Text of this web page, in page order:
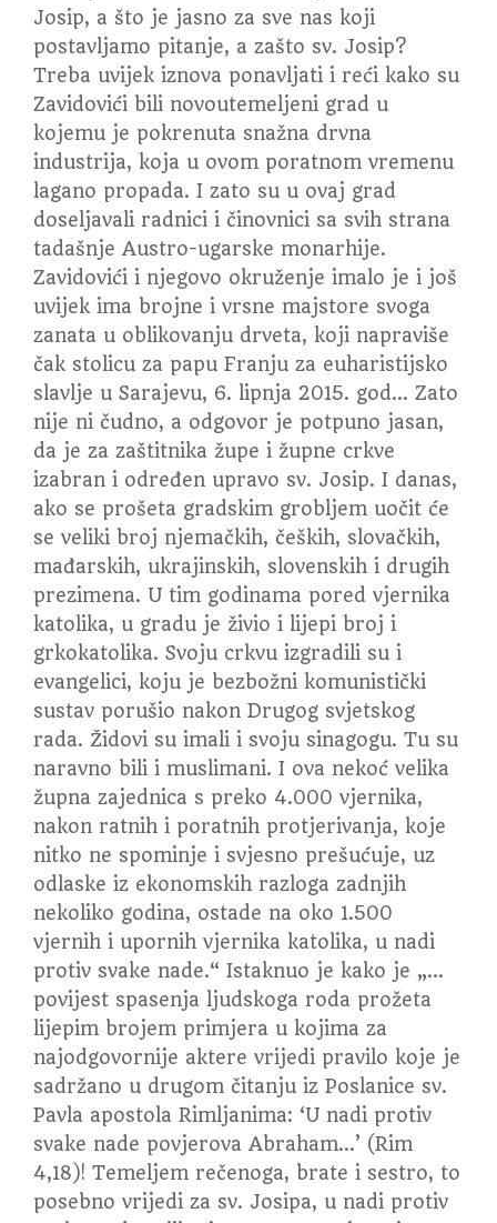
Josip, a što je jasno za sve nas koji
postavljamo pitanje, a zašto sv. Josip?
Treba uvijek iznova ponavljati i reći kako su
Zavidovići bili novoutemeljeni grad u
kojemu je pokrenuta snažna drvna
industrija, koja u ovom poratnom vremenu
lagano propada. I zato su u ovaj grad
doseljavali radnici i činovnici sa svih strana
tadašnje Austro-ugarske monarhije.
Zavidovići i njegovo okruženje imalo je i još
uvijek ima brojne i vrsne majstore svoga
zanata u oblikovanju drveta, koji napraviše
čak stolicu za papu Franju za euharistijsko
slavlje u Sarajevu, 6. lipnja 2015. god… Zato
nije ni čudno, a odgovor je potpuno jasan,
da je za zaštitnika župe i župne crkve
izabran i određen upravo sv. Josip. I danas,
ako se prošeta gradskim grobljem uočit će
se veliki broj njemačkih, čeških, slovačkih,
mađarskih, ukrajinskih, slovenskih i drugih
prezimena. U tim godinama pored vjernika
katolika, u gradu je živio i lijepi broj i
grkokatolika. Svoju crkvu izgradili su i
evangelici, koju je bezbožni komunistički
sustav porušio nakon Drugog svjetskog
rada. Židovi su imali i svoju sinagogu. Tu su
naravno bili i muslimani. I ova nekoć velika
župna zajednica s preko 4.000 vjernika,
nakon ratnih i poratnih protjerivanja, koje
nitko ne spominje i svjesno prešućuje, uz
odlaske iz ekonomskih razloga zadnjih
nekoliko godina, ostade na oko 1.500
vjernih i upornih vjernika katolika, u nadi
protiv svake nade.“ Istaknuo je kako je „…
povijest spasenja ljudskoga roda prožeta
lijepim brojem primjera u kojima za
najodgovornije aktere vrijedi pravilo koje je
sadržano u drugom čitanju iz Poslanice sv.
Pavla apostola Rimljanima: ‘U nadi protiv
svake nade povjerova Abraham…’ (Rim
4,18)! Temeljem rečenoga, brate i sestro, to
posebno vrijedi za sv. Josipa, u nadi protiv